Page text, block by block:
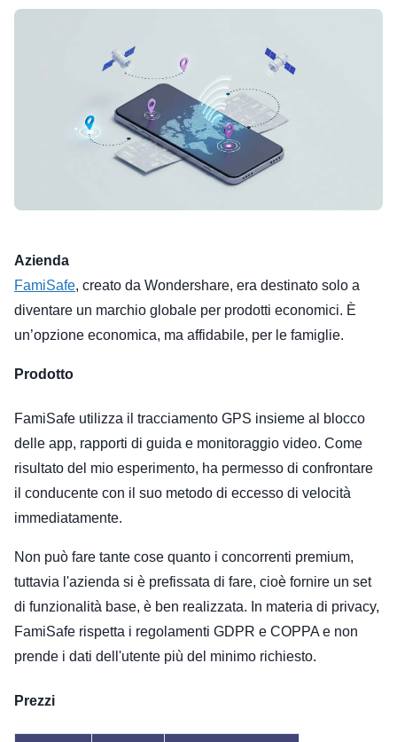
Azienda
FamiSafe, creato da Wondershare, era destinato solo a
diventare un marchio globale per prodotti economici. È
un’opzione economica, ma affidabile, per le famiglie.
Prodotto
FamiSafe utilizza il tracciamento GPS insieme al blocco
delle app, rapporti di guida e monitoraggio video. Come
risultato del mio esperimento, ha permesso di confrontare
il conducente con il suo metodo di eccesso di velocità
immediatamente.
Non può fare tante cose quanto i concorrenti premium,
tuttavia l'azienda si è prefissata di fare, cioè fornire un set
di funzionalità base, è ben realizzata. In materia di privacy,
FamiSafe rispetta i regolamenti GDPR e COPPA e non
prende i dati dell'utente più del minimo richiesto.
Prezzi